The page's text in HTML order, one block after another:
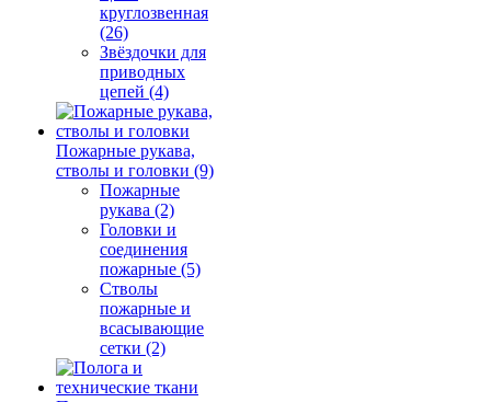
круглозвенная
(26)
Звёздочки для
приводных
цепей (4)
Пожарные рукава,
стволы и головки (9)
Пожарные
рукава (2)
Головки и
соединения
пожарные (5)
Стволы
пожарные и
всасывающие
сетки (2)